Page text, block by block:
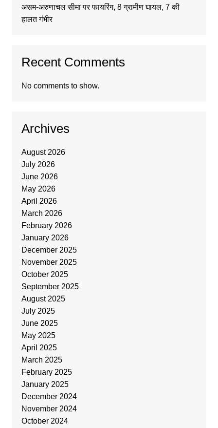
असम-अरुणाचल सीमा पर फायरिंग, 8 ग्रामीण घायल, 7 की
हालत गंभीर
Recent Comments
No comments to show.
Archives
August 2026
July 2026
June 2026
May 2026
April 2026
March 2026
February 2026
January 2026
December 2025
November 2025
October 2025
September 2025
August 2025
July 2025
June 2025
May 2025
April 2025
March 2025
February 2025
January 2025
December 2024
November 2024
October 2024